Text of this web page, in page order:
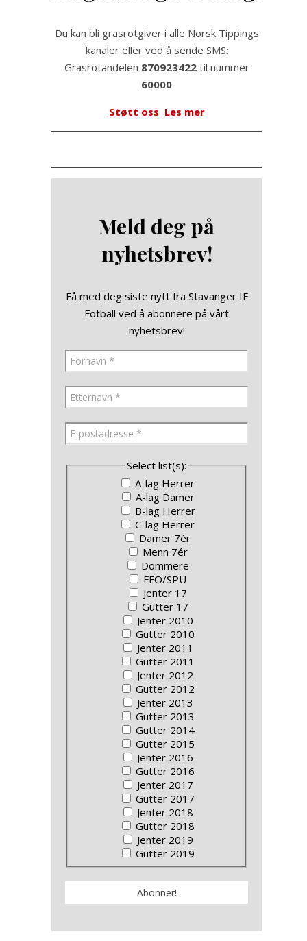
Du kan bli grasrotgiver i alle Norsk Tippings
kanaler eller ved å sende SMS:
Grasrotandelen 870923422til nummer
60000
Støtt oss Les mer
Meld deg på
nyhetsbrev!
Få med deg siste nytt fra Stavanger IF
Fotball ved å abonnere på vårt
nyhetsbrev!
Select list(s):
A-lag Herrer
A-lag Damer
B-lag Herrer
C-lag Herrer
Damer 7ér
Menn 7ér
Dommere
FFO/SPU
Jenter 17
Gutter 17
Jenter 2010
Gutter 2010
Jenter 2011
Gutter 2011
Jenter 2012
Gutter 2012
Jenter 2013
Gutter 2013
Gutter 2014
Gutter 2015
Jenter 2016
Gutter 2016
Jenter 2017
Gutter 2017
Jenter 2018
Gutter 2018
Jenter 2019
Gutter 2019